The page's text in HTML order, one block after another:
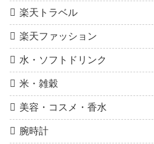
楽天トラベル
楽天ファッション
水・ソフトドリンク
米・雑穀
美容・コスメ・香水
腕時計